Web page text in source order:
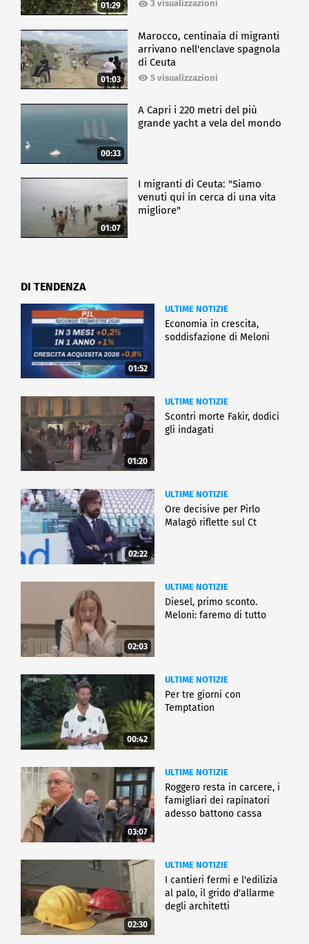
01:29 3 visualizzazioni
01:03
Marocco, centinaia di migranti
arrivano nell'enclave spagnola
di Ceuta
5 visualizzazioni
00:33
A Capri i 220 metri del più
grande yacht a vela del mondo
01:07
I migranti di Ceuta: "Siamo
venuti qui in cerca di una vita
migliore"
DI TENDENZA
01:52
ULTIME NOTIZIE
Economia in crescita,
soddisfazione di Meloni
01:20
ULTIME NOTIZIE
Scontri morte Fakir, dodici
gli indagati
02:22
ULTIME NOTIZIE
Ore decisive per Pirlo
Malagò riflette sul Ct
02:03
ULTIME NOTIZIE
Diesel, primo sconto.
Meloni: faremo di tutto
00:42
ULTIME NOTIZIE
Per tre giorni con
Temptation
03:07
ULTIME NOTIZIE
Roggero resta in carcere, i
famigliari dei rapinatori
adesso battono cassa
02:30
ULTIME NOTIZIE
I cantieri fermi e l'edilizia
al palo, il grido d'allarme
degli architetti